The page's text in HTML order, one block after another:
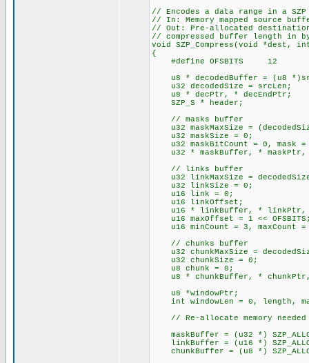
// Encodes a data range in a
// In: Memory mapped source
// Out: Pre-allocated
// compressed buffer length in
void SZP_Compress(void *dest,
{
#define OFSBITS 12
u8 * decodedBuffer = (u8
u32 decodedSize = srcLen;
u8 * decPtr, * decEndPtr;
SZP_S * header;
// masks buffer
u32 maskMaxSize =
u32 maskSize = 0;
u32 maskBitCount = 0, mask
u32 * maskBuffer, * maskPtr,
// links buffer
u32 linkMaxSize =
u32 linkSize = 0;
u16 link = 0;
u16 linkOffset;
u16 * linkBuffer, * linkPtr,
u16 maxOffset = 1 <<
u16 minCount = 3, maxCount =
// chunks buffer
u32 chunkMaxSize =
u32 chunkSize = 0;
u8 chunk = 0;
u8 * chunkBuffer, *
u8 *windowPtr;
int windowLen = 0, length,
// Re-allocate memory needed
maskBuffer = (u32 *)
linkBuffer = (u16 *)
chunkBuffer = (u8 *)